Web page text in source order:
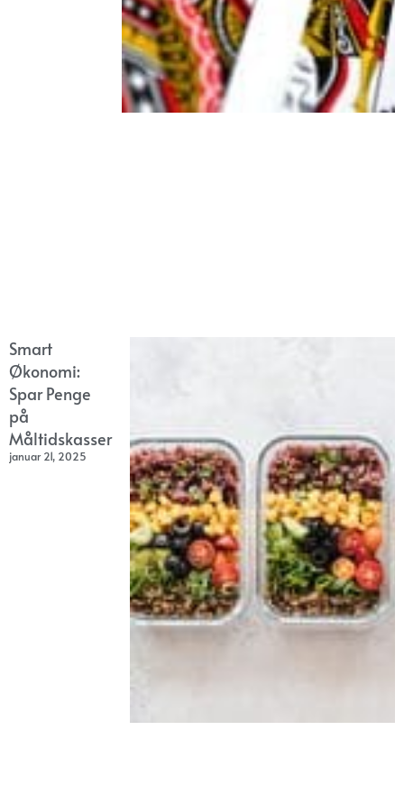
Smart
Økonomi:
Spar Penge
på
Måltidskasser
januar 21, 2025